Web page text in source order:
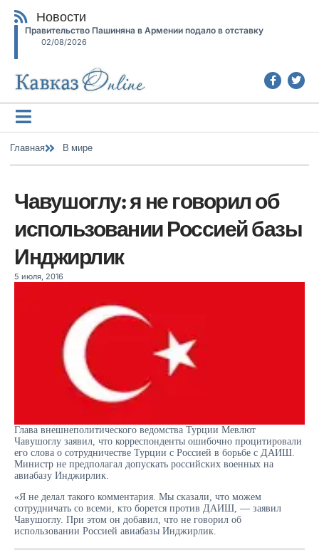
Новости
Правительство Пашиняна в Армении подало в отставку
02/08/2026
Главная В мире
Чавушоглу: я не говорил об
использовании Россией базы
Инджирлик
5 июля, 2016
Глава внешнеполитического ведомства Турции Мевлют
Чавушоглу заявил, что корреспонденты ошибочно процитировали
его слова о сотрудничестве Турции с Россией в борьбе с ДАИШ.
Министр не предполагал допускать российских военных на
авиабазу Инджирлик.
«Я не делал такого комментария. Мы сказали, что можем
сотрудничать со всеми, кто борется против ДАИШ, — заявил
Чавушоглу. При этом он добавил, что не говорил об
использовании Россией авиабазы Инджирлик.